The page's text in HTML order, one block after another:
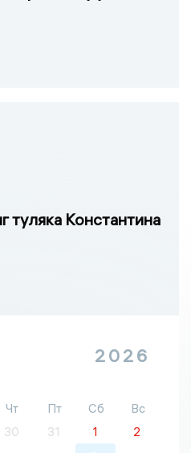
туляка Константина
2026
Чт Пт Сб
Вс
30 31 1
2